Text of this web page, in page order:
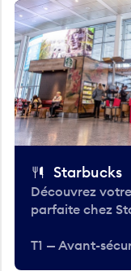
Starbucks
Découvrez
parfaite chez
T1 — Avant-